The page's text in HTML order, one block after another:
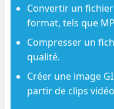
Convertir un
format, tels que
Compresser un
qualité.
Créer une image
partir de clips